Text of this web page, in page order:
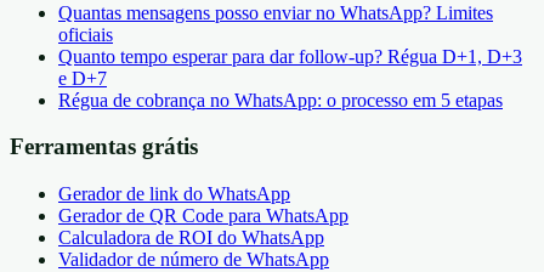
Quantas mensagens posso enviar no WhatsApp? Limites
oficiais
Quanto tempo esperar para dar follow-up? Régua D+1, D+3
e D+7
Régua de cobrança no WhatsApp: o processo em 5 etapas
Ferramentas grátis
Gerador de link do WhatsApp
Gerador de QR Code para WhatsApp
Calculadora de ROI do WhatsApp
Validador de número de WhatsApp